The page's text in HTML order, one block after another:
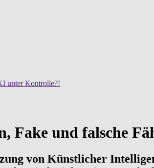
unter Kontrolle?!
Fake und falsche
von Künstlicher